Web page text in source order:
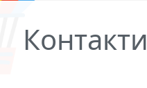
Контакти